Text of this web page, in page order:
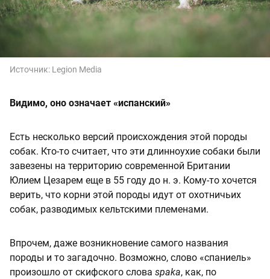
Источник: Legion Media
Видимо, оно означает «испанский»
Есть несколько версий происхождения этой породы
собак. Кто-то считает, что эти длинноухие собаки были
завезены на территорию современной Британии
Юлием Цезарем еще в 55 году до н. э. Кому-то хочется
верить, что корни этой породы идут от охотничьих
собак, разводимых кельтскими племенами.
Впрочем, даже возникновение самого названия
породы и то загадочно. Возможно, слово «спаниель»
произошло от скифского слова spaka, как, по